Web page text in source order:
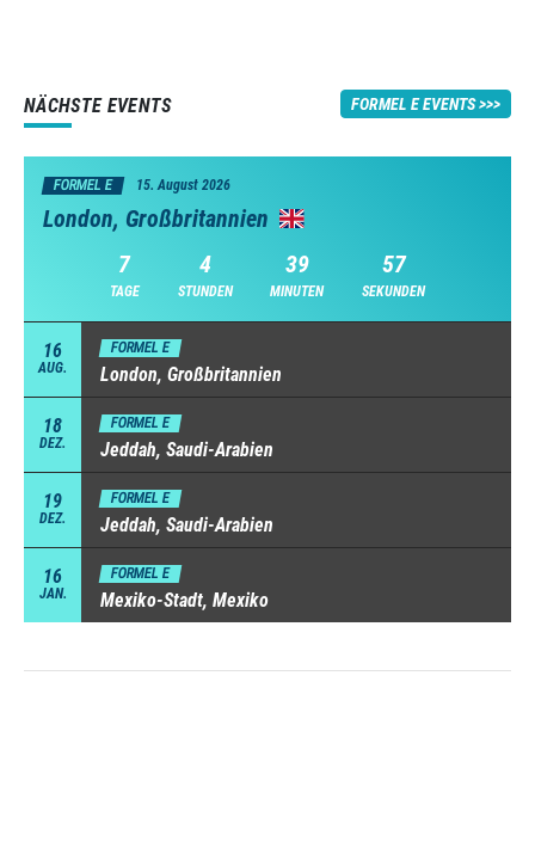
NÄCHSTE EVENTS FORMEL E EVENTS
FORMEL E 15. August 2026
London, Großbritannien
7
TAGE
4
STUNDEN
39
MINUTEN
56
SEKUNDEN
16
AUG.
FORMEL E
London, Großbritannien
18
DEZ.
FORMEL E
Jeddah, Saudi-Arabien
19
DEZ.
FORMEL E
Jeddah, Saudi-Arabien
16
JAN.
FORMEL E
Mexiko-Stadt, Mexiko